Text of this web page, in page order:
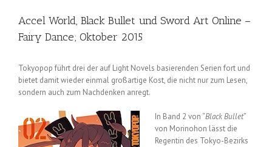
Accel World, Black Bullet und Sword Art Online –
Fairy Dance; Oktober 2015
Tokyopop führt drei der auf Light Novels basierenden Serien fort und
bietet damit wieder einmal großartige Kost, die nicht nur zum Lesen,
sondern auch zum Nachdenken anregt.
In Band 2 von “Black Bullet”
von Morinohon lässt die
Regentin des Tokyo-Bezirks